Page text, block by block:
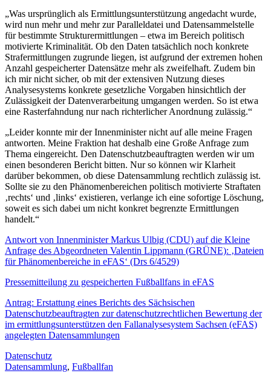
„Was ursprünglich als Ermittlungsunterstützung angedacht wurde,
wird nun mehr und mehr zur Paralleldatei und Datensammelstelle
für bestimmte Strukturermittlungen – etwa im Bereich politisch
motivierte Kriminalität. Ob den Daten tatsächlich noch konkrete
Strafermittlungen zugrunde liegen, ist aufgrund der extremen hohen
Anzahl gespeicherter Datensätze mehr als zweifelhaft. Zudem bin
ich mir nicht sicher, ob mit der extensiven Nutzung dieses
Analysesystems konkrete gesetzliche Vorgaben hinsichtlich der
Zulässigkeit der Datenverarbeitung umgangen werden. So ist etwa
eine Rasterfahndung nur nach richterlicher Anordnung zulässig.“
„Leider konnte mir der Innenminister nicht auf alle meine Fragen
antworten. Meine Fraktion hat deshalb eine Große Anfrage zum
Thema eingereicht. Den Datenschutzbeauftragten werden wir um
einen besonderen Bericht bitten. Nur so können wir Klarheit
darüber bekommen, ob diese Datensammlung rechtlich zulässig ist.
Sollte sie zu den Phänomenbereichen politisch motivierte Straftaten
‚rechts‘ und ‚links‘ existieren, verlange ich eine sofortige Löschung,
soweit es sich dabei um nicht konkret begrenzte Ermittlungen
handelt.“
Antwort von Innenminister Markus Ulbig (CDU) auf die Kleine
Anfrage des Abgeordneten Valentin Lippmann (GRÜNE): ‚Dateien
für Phänomenbereiche in eFAS‘ (Drs 6/4529)
Pressemitteilung zu gespeicherten Fußballfans in eFAS
Antrag: Erstattung eines Berichts des Sächsischen
Datenschutzbeauftragten zur datenschutzrechtlichen Bewertung der
im ermittlungsunterstützen den Fallanalysesystem Sachsen (eFAS)
angelegten Datensammlungen
Datenschutz
Datensammlung, Fußballfan